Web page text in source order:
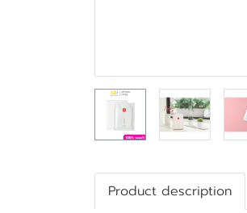
Product description